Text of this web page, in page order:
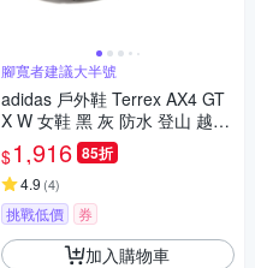
腳寬者建議大半號
adidas 戶外鞋 Terrex AX4 GT
X W 女鞋 黑 灰 防水 登山 越野
郊山 愛迪達 HQ1051
$1,916 85折
4.9 (4)
挑戰低價 券
加入購物車